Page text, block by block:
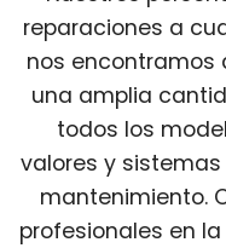
reparaciones a
nos encontramos
una amplia
todos los
valores y
mantenimiento.
profesionales en